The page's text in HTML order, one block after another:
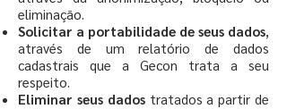
eliminação.
Solicitar a portabilidade de seus dados,
através de um relatório de dados
cadastrais que a Gecon trata a seu
respeito.
Eliminar seus dadostratados a partir de